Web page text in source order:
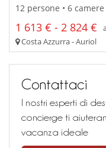
12 persone • 6
1 613 € - 2 824 €
Costa Azzurra - Auriol
Contattaci
I nostri esperti di
concierge ti
vacanza ideale